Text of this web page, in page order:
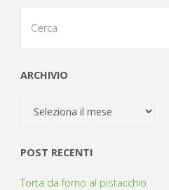
ARCHIVIO
POST RECENTI
Torta da forno al pistacchio